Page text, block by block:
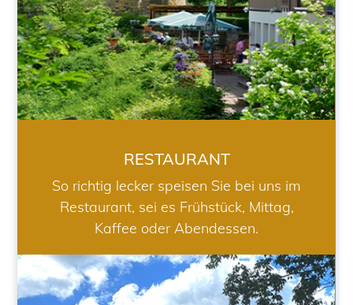
RESTAURANT
So richtig lecker speisen Sie bei uns im
Restaurant, sei es Frühstück, Mittag,
Kaffee oder Abendessen.